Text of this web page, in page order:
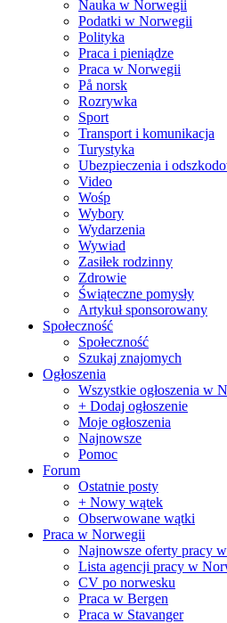
Nauka w Norwegii
Podatki w Norwegii
Polityka
Praca i pieniądze
Praca w Norwegii
På norsk
Rozrywka
Sport
Transport i komunikacja
Turystyka
Ubezpieczenia i
Video
Wośp
Wybory
Wydarzenia
Wywiad
Zasiłek rodzinny
Zdrowie
Świąteczne pomysły
Artykuł sponsorowany
Społeczność
Społeczność
Szukaj znajomych
Ogłoszenia
Wszystkie ogłoszenia w
+ Dodaj ogłoszenie
Moje ogłoszenia
Najnowsze
Pomoc
Forum
Ostatnie posty
+ Nowy wątek
Obserwowane wątki
Praca w Norwegii
Najnowsze oferty pracy
Lista agencji pracy w
CV po norwesku
Praca w Bergen
Praca w Stavanger